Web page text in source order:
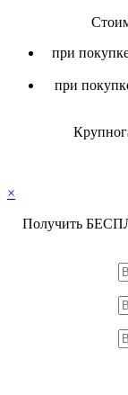
при
при
×
Получить